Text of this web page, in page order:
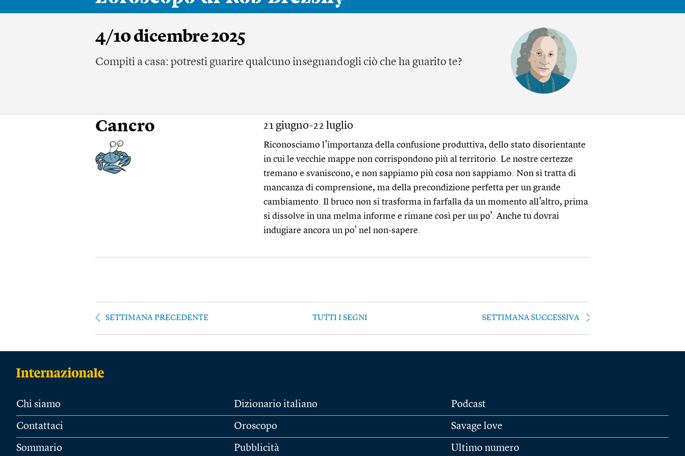
4/10 dicembre 2025
Compiti a casa: potresti guarire qualcuno insegnandogli ciò che ha guarito te?
Cancro 21 giugno-22 luglio
Riconosciamo l’importanza della confusione produttiva, dello stato disorientante
in cui le vecchie mappe non corrispondono più al territorio. Le nostre certezze
tremano e svaniscono, e non sappiamo più cosa non sappiamo. Non si tratta di
mancanza di comprensione, ma della precondizione perfetta per un grande
cambiamento. Il bruco non si trasforma in farfalla da un momento all’altro, prima
si dissolve in una melma informe e rimane così per un po’. Anche tu dovrai
indugiare ancora un po’ nel non-sapere.
SETTIMANA PRECEDENTE TUTTI I SEGNI SETTIMANA SUCCESSIVA
Chi siamo
Contattaci
Sommario
Dizionario italiano
Oroscopo
Pubblicità
Podcast
Savage love
Ultimo numero